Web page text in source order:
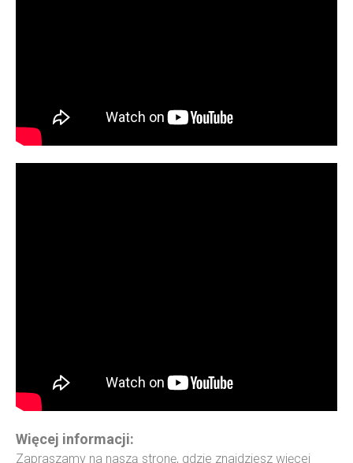
Więcej informacji:
Zapraszamy na naszą stronę, gdzie znajdziesz więcej